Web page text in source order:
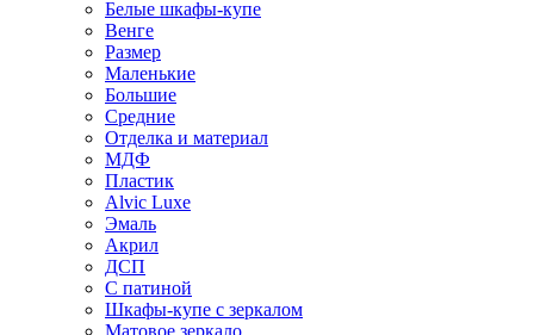
Белые шкафы-купе
Венге
Размер
Маленькие
Большие
Средние
Отделка и материал
МДФ
Пластик
Alvic Luxe
Эмаль
Акрил
ДСП
С патиной
Шкафы-купе с зеркалом
Матовое зеркало